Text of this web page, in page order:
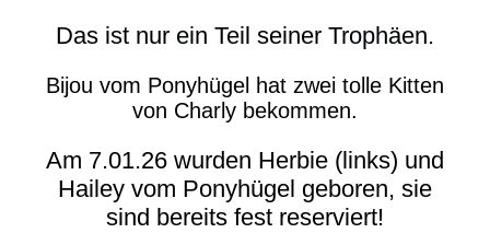
Das ist nur ein Teil seiner Trophäen.
Bijou vom Ponyhügel hat zwei tolle Kitten
von Charly bekommen.
Am 7.01.26 wurden Herbie (links) und
Hailey vom Ponyhügel geboren, sie
sind bereits fest reserviert!